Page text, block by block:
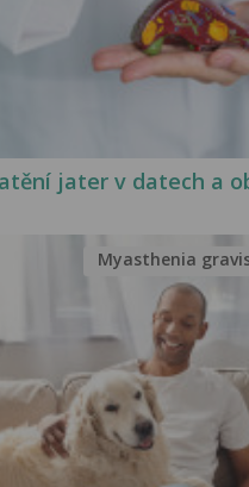
jater v datech a
Myasthenia